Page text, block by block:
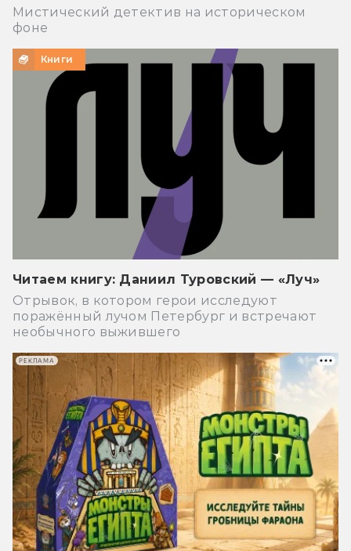
Мистический детектив на историческом
фоне
Книги
Читаем книгу: Даниил Туровский — «Луч»
Отрывок, в котором герои исследуют
поражённый лучом Петербург и встречают
необычного выжившего
РЕКЛАМА